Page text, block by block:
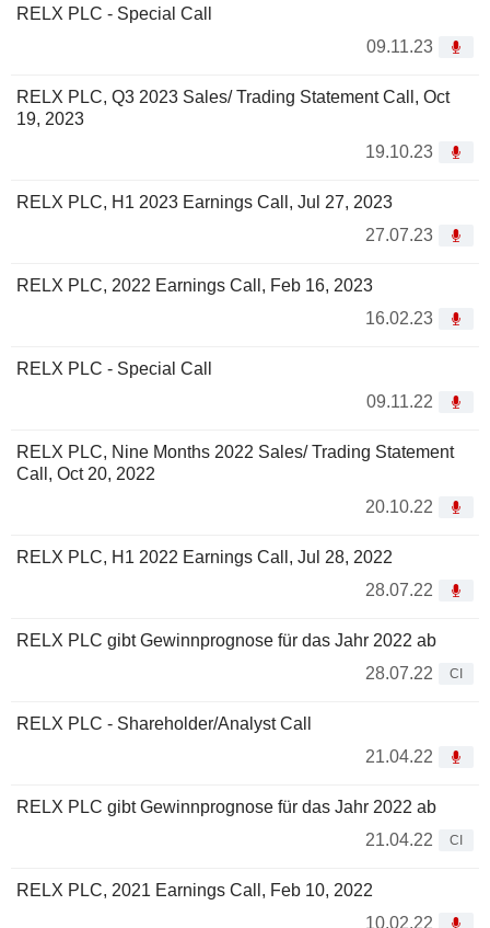
RELX PLC - Special Call
09.11.23
RELX PLC, Q3 2023 Sales/ Trading Statement Call, Oct
19, 2023
19.10.23
RELX PLC, H1 2023 Earnings Call, Jul 27, 2023
27.07.23
RELX PLC, 2022 Earnings Call, Feb 16, 2023
16.02.23
RELX PLC - Special Call
09.11.22
RELX PLC, Nine Months 2022 Sales/ Trading Statement
Call, Oct 20, 2022
20.10.22
RELX PLC, H1 2022 Earnings Call, Jul 28, 2022
28.07.22
RELX PLC gibt Gewinnprognose für das Jahr 2022 ab
28.07.22
CI
RELX PLC - Shareholder/Analyst Call
21.04.22
RELX PLC gibt Gewinnprognose für das Jahr 2022 ab
21.04.22
CI
RELX PLC, 2021 Earnings Call, Feb 10, 2022
10.02.22